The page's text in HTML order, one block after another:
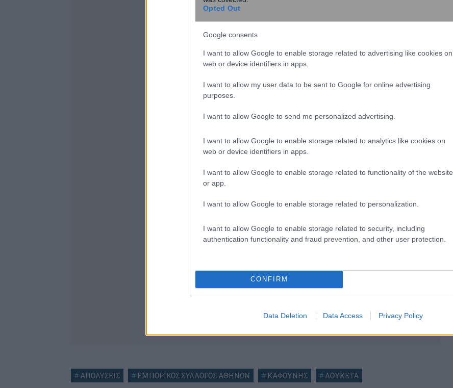
Opted Out
Google consents
I want to allow Google to enable storage related to advertising like cookies on
web or device identifiers in apps.
I want to allow my user data to be sent to Google for online advertising
purposes.
I want to allow Google to send me personalized advertising.
I want to allow Google to enable storage related to analytics like cookies on
web or device identifiers in apps.
I want to allow Google to enable storage related to functionality of the website
or app.
I want to allow Google to enable storage related to personalization.
I want to allow Google to enable storage related to security, including
authentication functionality and fraud prevention, and other user protection.
CONFIRM
Data Deletion Data Access Privacy Policy
# ΑΠΟΛΥΣΕΙΣ #ΕΜΠΟΡΙΚΟΣ ΣΥΛΛΟΓΟΣ ΑΘΗΝΩΝ #ΚΑΦΟΥΝΗΣ # ΛΟΥΚΕΤΑ